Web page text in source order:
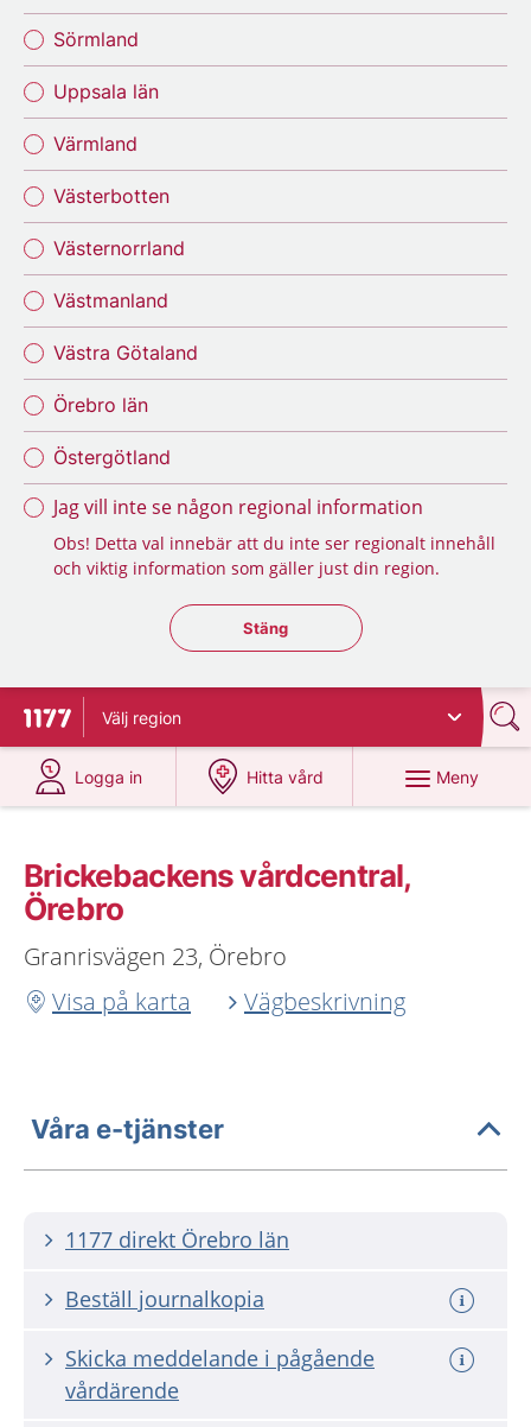
Sörmland
Uppsala län
Värmland
Västerbotten
Västernorrland
Västmanland
Västra Götaland
Örebro län
Östergötland
Jag vill inte se någon regional information
Obs! Detta val innebär att du inte ser regionalt innehåll
och viktig information som gäller just din region.
Stäng regionsväljaren
Stäng
Till startsidan för 1177
Välj region
Logga in
på 1177.se
Hitta vård
på 1177.se
Meny
Brickebackens vårdcentral,
Örebro
Granrisvägen 23, Örebro
Visa på karta
Vägbeskrivning
Våra e-tjänster
1177 direkt Örebro län
Beställ journalkopia
Skicka meddelande i pågående
vårdärende